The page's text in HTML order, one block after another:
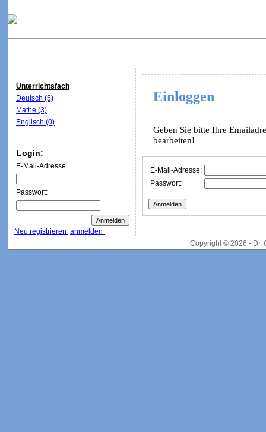
Unterrichtsfach
Deutsch (5)
Mathe (3)
Englisch (0)
Login:
E-Mail-Adresse:
Passwort:
Neu registrieren anmelden
Einloggen
Geben Sie bitte Ihre
bearbeiten!
E-Mail-Adresse:
Passwort:
Copyright © 2026 - Dr.